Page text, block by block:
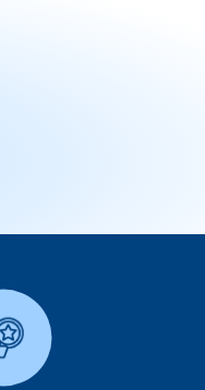
cada tarea con
calidad y
generando valor
en nuestros grupos